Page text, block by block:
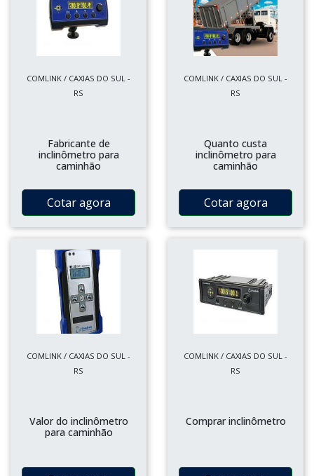
COMLINK / CAXIAS DO SUL -
RS
Fabricante de
inclinômetro para
caminhão
Cotar agora
COMLINK / CAXIAS DO SUL -
RS
Quanto custa
inclinômetro para
caminhão
Cotar agora
COMLINK / CAXIAS DO SUL -
RS
Valor do inclinômetro
para caminhão
COMLINK / CAXIAS DO SUL -
RS
Comprar inclinômetro